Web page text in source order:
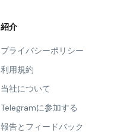
紹介
プライバシーポリシー
利用規約
当社について
Telegramに参加する
報告とフィードバック